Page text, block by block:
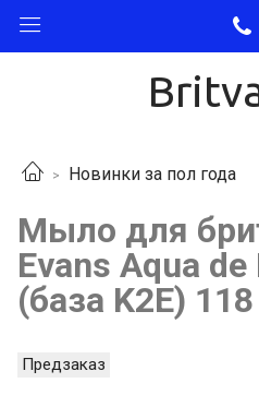
Новинки за пол года
Мыло для
Evans Aqua
(база K2E)
Предзаказ